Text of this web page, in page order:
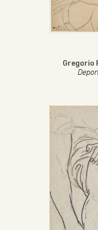
Gregorio